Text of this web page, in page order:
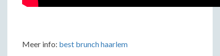
Meer info: best brunch haarlem